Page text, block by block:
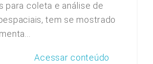
para coleta e análise de
tem se mostrado
Acessar conteúdo